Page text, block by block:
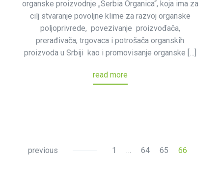
organske proizvodnje „Serbia Organica“, koja ima za
cilj stvaranje povoljne klime za razvoj organske
poljoprivrede, povezivanje proizvođača,
prerađivača, trgovaca i potrošača organskih
proizvoda u Srbiji kao i promovisanje organske […]
read more
previous 1 … 64 65 66